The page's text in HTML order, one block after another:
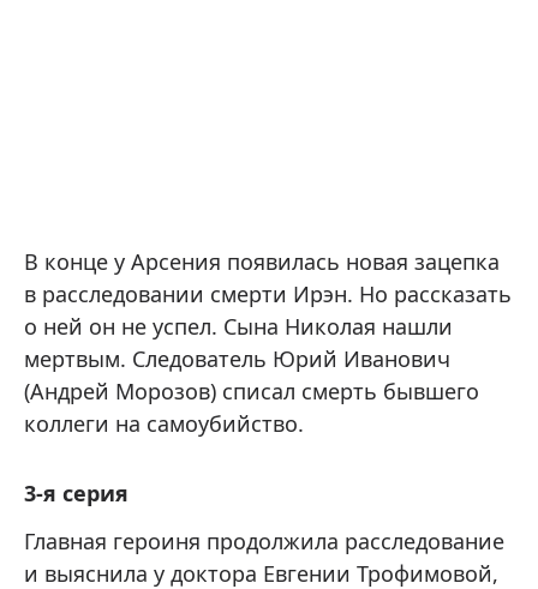
В конце у Арсения появилась новая зацепка
в расследовании смерти Ирэн. Но рассказать
о ней он не успел. Сына Николая нашли
мертвым. Следователь Юрий Иванович
(Андрей Морозов) списал смерть бывшего
коллеги на самоубийство.
3-я серия
Главная героиня продолжила расследование
и выяснила у доктора Евгении Трофимовой,